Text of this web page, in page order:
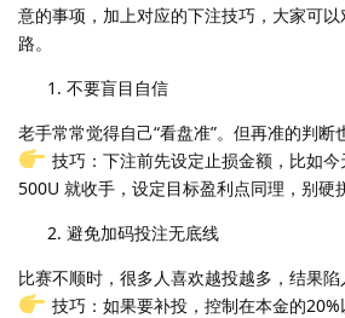
意的事项，加上对应的下注技巧，大家可
路。
不要盲目自信
老手常常觉得自己“看盘准”。但再准的判断
技巧：下注前先设定止损金额，比如
500U 就收手，设定目标盈利点同理，别硬
避免加码投注无底线
比赛不顺时，很多人喜欢越投越多，结果陷
技巧：如果要补投，控制在本金的